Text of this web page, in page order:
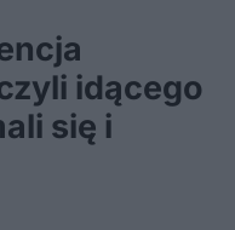
idącego
się i